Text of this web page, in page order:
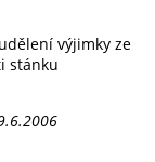
výjimky ze
stánku